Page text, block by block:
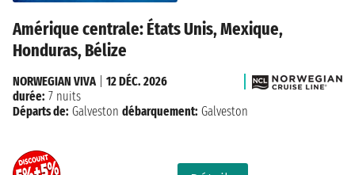
Amérique centrale: États Unis, Mexique,
Honduras, Bélize
NORWEGIAN VIVA| 12 DÉC. 2026
durée: 7 nuits
Départs de: Galveston débarquement: Galveston